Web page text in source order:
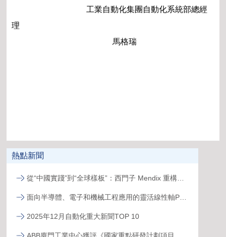
工業自動化集團自動化系統部總經
理
馬格瑞
熱點新聞
2025年12月自動化重大新聞TOP 10